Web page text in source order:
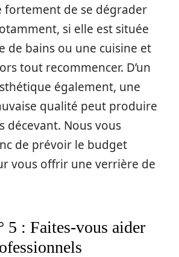
fortement de se dégrader
si elle est située
de bains ou une cuisine et
tout recommencer. D’un
également, une
qualité peut produire
décevant. Nous vous
de prévoir le budget
vous offrir une verrière de
5 : Faites-vous aider